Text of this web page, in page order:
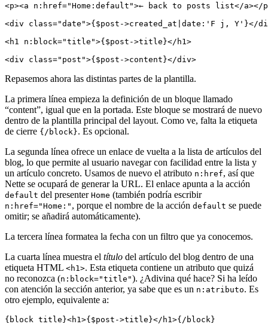
<p><a n:href="Home:default">← back to posts list</a></
<div class="date">{$post->created_at|date:'F j, Y'}</
<h1 n:block="title">{$post->title}</h1>
Repasemos ahora las distintas partes de la plantilla.
La primera línea empieza la definición de un bloque llamado
“content”, igual que en la portada. Este bloque se mostrará de nuevo
dentro de la plantilla principal del layout. Como ve, falta la etiqueta
de cierre {/block}. Es opcional.
La segunda línea ofrece un enlace de vuelta a la lista de artículos del
blog, lo que permite al usuario navegar con facilidad entre la lista y
un artículo concreto. Usamos de nuevo el atributo n:href, así que
Nette se ocupará de generar la URL. El enlace apunta a la acción
default del presenter Home (también podría escribir
n:href="Home:" , porque el nombre de la acción default se puede
omitir; se añadirá automáticamente).
La tercera línea formatea la fecha con un filtro que ya conocemos.
La cuarta línea muestra el título del artículo del blog dentro de una
etiqueta HTML <h1>. Esta etiqueta contiene un atributo que quizá
no reconozca (n:block="title"). ¿Adivina qué hace? Si ha leído
con atención la sección anterior, ya sabe que es un n:atributo. Es
otro ejemplo, equivalente a: